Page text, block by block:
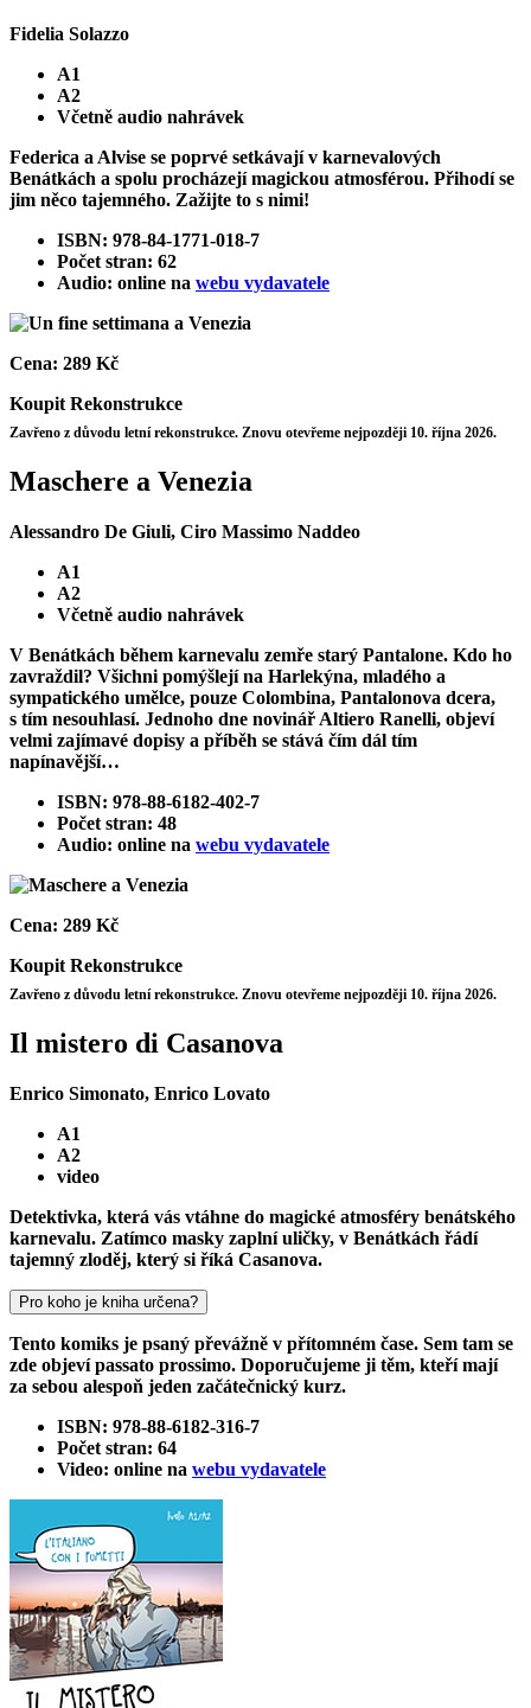
Fidelia Solazzo
A1
A2
Včetně audio nahrávek
Federica a Alvise se poprvé setkávají v karnevalových
Benátkách a spolu procházejí magickou atmosférou. Přihodí se
jim něco tajemného. Zažijte to s nimi!
ISBN: 978-84-1771-018-7
Počet stran: 62
Audio: online na webu vydavatele
Cena: 289 Kč
Koupit Rekonstrukce
Zavřeno z důvodu letní rekonstrukce. Znovu otevřeme nejpozději 10. října 2026.
Maschere a Venezia
Alessandro De Giuli, Ciro Massimo Naddeo
A1
A2
Včetně audio nahrávek
V Benátkách během karnevalu zemře starý Pantalone. Kdo ho
zavraždil? Všichni pomýšlejí na Harlekýna, mladého a
sympatického umělce, pouze Colombina, Pantalonova dcera,
s tím nesouhlasí. Jednoho dne novinář Altiero Ranelli, objeví
velmi zajímavé dopisy a příběh se stává čím dál tím
napínavější…
ISBN: 978-88-6182-402-7
Počet stran: 48
Audio: online na webu vydavatele
Cena: 289 Kč
Koupit Rekonstrukce
Zavřeno z důvodu letní rekonstrukce. Znovu otevřeme nejpozději 10. října 2026.
Il mistero di Casanova
Enrico Simonato, Enrico Lovato
A1
A2
video
Detektivka, která vás vtáhne do magické atmosféry benátského
karnevalu. Zatímco masky zaplní uličky, v Benátkách řádí
tajemný zloděj, který si říká Casanova.
Pro koho je kniha určena?
Tento komiks je psaný převážně v přítomném čase. Sem tam se
zde objeví passato prossimo. Doporučujeme ji těm, kteří mají
za sebou alespoň jeden začátečnický kurz.
ISBN: 978-88-6182-316-7
Počet stran: 64
Video: online na webu vydavatele